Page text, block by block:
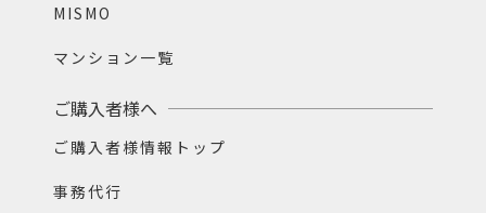
MISMO
マンション一覧
ご購入者様へ
ご購入者様情報トップ
事務代行